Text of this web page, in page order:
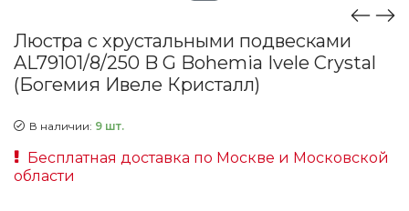
Люстра с хрустальными подвесками
AL79101/8/250 B G Bohemia Ivele Crystal
(Богемия Ивеле Кристалл)
В наличии: 9 шт.
Бесплатная доставка по Москве и Московской
области